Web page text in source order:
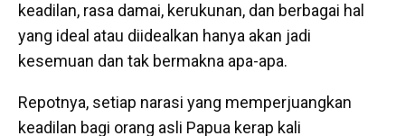
keadilan, rasa damai, kerukunan, dan berbagai hal
yang ideal atau diidealkan hanya akan jadi
kesemuan dan tak bermakna apa-apa.
Repotnya, setiap narasi yang memperjuangkan
keadilan bagi orang asli Papua kerap kali